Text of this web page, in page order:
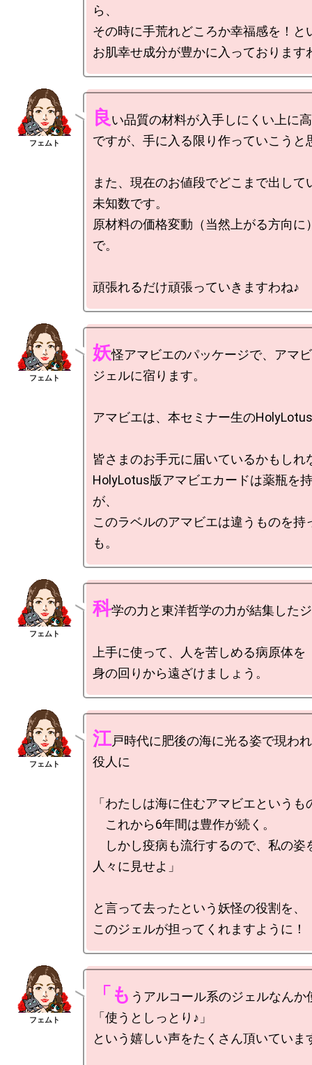
ら、
その時に手荒れどころか幸福感を！と
良い品質の材料が入手しにくい上に
ですが、手に入る限り作っていこうと
また、現在のお値段でどこまで出して
未知数です。
原材料の価格変動（当然上がる方向に
で。
妖怪アマビエのパッケージで、アマ
ジェルに宿ります。
アマビエは、本セミナー生の
皆さまのお手元に届いているかもしれ
HolyLotus版アマビエカードは薬瓶を
が、
このラベルのアマビエは違うものを持
科学の力と東洋哲学の力が結集した
上手に使って、人を苦しめる病原体を
江戸時代に肥後の海に光る姿で現わ
役人に
「わたしは海に住むアマビエというも
これから6年間は豊作が続く。
しかし疫病も流行するので、私の姿
人々に見せよ」
と言って去ったという妖怪の役割を、
「も うアルコール系のジェルなんか
「使うとしっとり♪」
という嬉しい声をたくさん頂いていま